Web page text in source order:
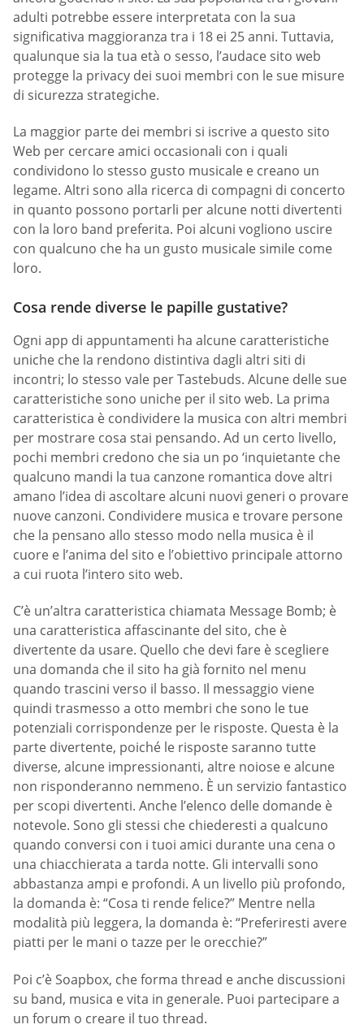
adulti potrebbe essere interpretata con la sua
significativa maggioranza tra i 18 ei 25 anni. Tuttavia,
qualunque sia la tua età o sesso, l’audace sito web
protegge la privacy dei suoi membri con le sue misure
di sicurezza strategiche.
La maggior parte dei membri si iscrive a questo sito
Web per cercare amici occasionali con i quali
condividono lo stesso gusto musicale e creano un
legame. Altri sono alla ricerca di compagni di concerto
in quanto possono portarli per alcune notti divertenti
con la loro band preferita. Poi alcuni vogliono uscire
con qualcuno che ha un gusto musicale simile come
loro.
Cosa rende diverse le papille gustative?
Ogni app di appuntamenti ha alcune caratteristiche
uniche che la rendono distintiva dagli altri siti di
incontri; lo stesso vale per Tastebuds. Alcune delle sue
caratteristiche sono uniche per il sito web. La prima
caratteristica è condividere la musica con altri membri
per mostrare cosa stai pensando. Ad un certo livello,
pochi membri credono che sia un po ‘inquietante che
qualcuno mandi la tua canzone romantica dove altri
amano l’idea di ascoltare alcuni nuovi generi o provare
nuove canzoni. Condividere musica e trovare persone
che la pensano allo stesso modo nella musica è il
cuore e l’anima del sito e l’obiettivo principale attorno
a cui ruota l’intero sito web.
C’è un’altra caratteristica chiamata Message Bomb; è
una caratteristica affascinante del sito, che è
divertente da usare. Quello che devi fare è scegliere
una domanda che il sito ha già fornito nel menu
quando trascini verso il basso. Il messaggio viene
quindi trasmesso a otto membri che sono le tue
potenziali corrispondenze per le risposte. Questa è la
parte divertente, poiché le risposte saranno tutte
diverse, alcune impressionanti, altre noiose e alcune
non risponderanno nemmeno. È un servizio fantastico
per scopi divertenti. Anche l’elenco delle domande è
notevole. Sono gli stessi che chiederesti a qualcuno
quando conversi con i tuoi amici durante una cena o
una chiacchierata a tarda notte. Gli intervalli sono
abbastanza ampi e profondi. A un livello più profondo,
la domanda è: “Cosa ti rende felice?” Mentre nella
modalità più leggera, la domanda è: “Preferiresti avere
piatti per le mani o tazze per le orecchie?”
Poi c’è Soapbox, che forma thread e anche discussioni
su band, musica e vita in generale. Puoi partecipare a
un forum o creare il tuo thread.